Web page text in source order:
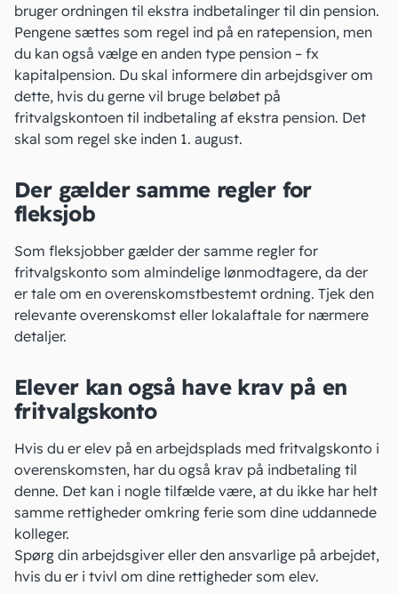
bruger ordningen til ekstra indbetalinger til din pension.
Pengene sættes som regel ind på en ratepension, men
du kan også vælge en anden type pension – fx
kapitalpension. Du skal informere din arbejdsgiver om
dette, hvis du gerne vil bruge beløbet på
fritvalgskontoen til indbetaling af ekstra pension. Det
skal som regel ske inden 1. august.
Der gælder samme regler for
fleksjob
Som fleksjobber gælder der samme regler for
fritvalgskonto som almindelige lønmodtagere, da der
er tale om en overenskomstbestemt ordning. Tjek den
relevante overenskomst eller lokalaftale for nærmere
detaljer.
Elever kan også have krav på en
fritvalgskonto
Hvis du er elev på en arbejdsplads med fritvalgskonto i
overenskomsten, har du også krav på indbetaling til
denne. Det kan i nogle tilfælde være, at du ikke har helt
samme rettigheder omkring ferie som dine uddannede
kolleger.
Spørg din arbejdsgiver eller den ansvarlige på arbejdet,
hvis du er i tvivl om dine rettigheder som elev.